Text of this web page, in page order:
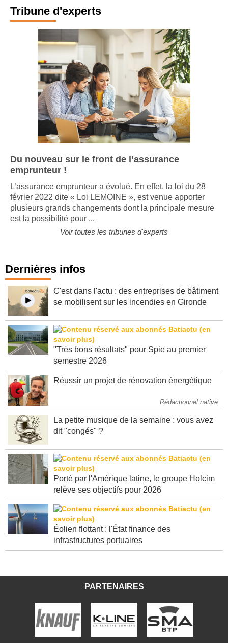
Tribune d'experts
Du nouveau sur le front de l’assurance
emprunteur !
L’assurance emprunteur a évolué. En effet, la loi du 28
février 2022 dite « Loi LEMOINE », est venue apporter
plusieurs grands changements dont la principale mesure
Dernières infos
C'est dans l'actu : des entreprises de bâtiment
"Très bons résultats" pour Spie au premier
Rédactionnel native
La petite musique de la semaine : vous avez
Porté par l'Amérique latine, le groupe Holcim
Éolien flottant : l'État finance des